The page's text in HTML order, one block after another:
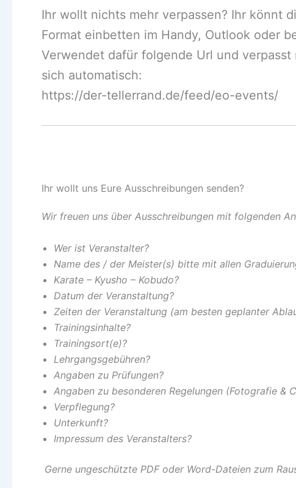
Ihr wollt nichts mehr verpassen? Ihr könnt
Format einbetten im Handy, Outlook oder
Verwendet dafür folgende Url und
sich automatisch:
https://der-tellerrand.de/feed/eo-events/
Ihr wollt uns Eure Ausschreibungen senden?
Wir freuen uns über Ausschreibungen mit folgenden
Wer ist Veranstalter?
Name des / der Meister(s) bitte mit allen
Karate – Kyusho – Kobudo?
Datum der Veranstaltung?
Zeiten der Veranstaltung (am besten geplanter
Trainingsinhalte?
Trainingsort(e)?
Lehrgangsgebühren?
Angaben zu Prüfungen?
Angaben zu besonderen Regelungen (Fotografie &
Verpflegung?
Unterkunft?
Impressum des Veranstalters?
Gerne ungeschützte PDF oder Word-Dateien zum